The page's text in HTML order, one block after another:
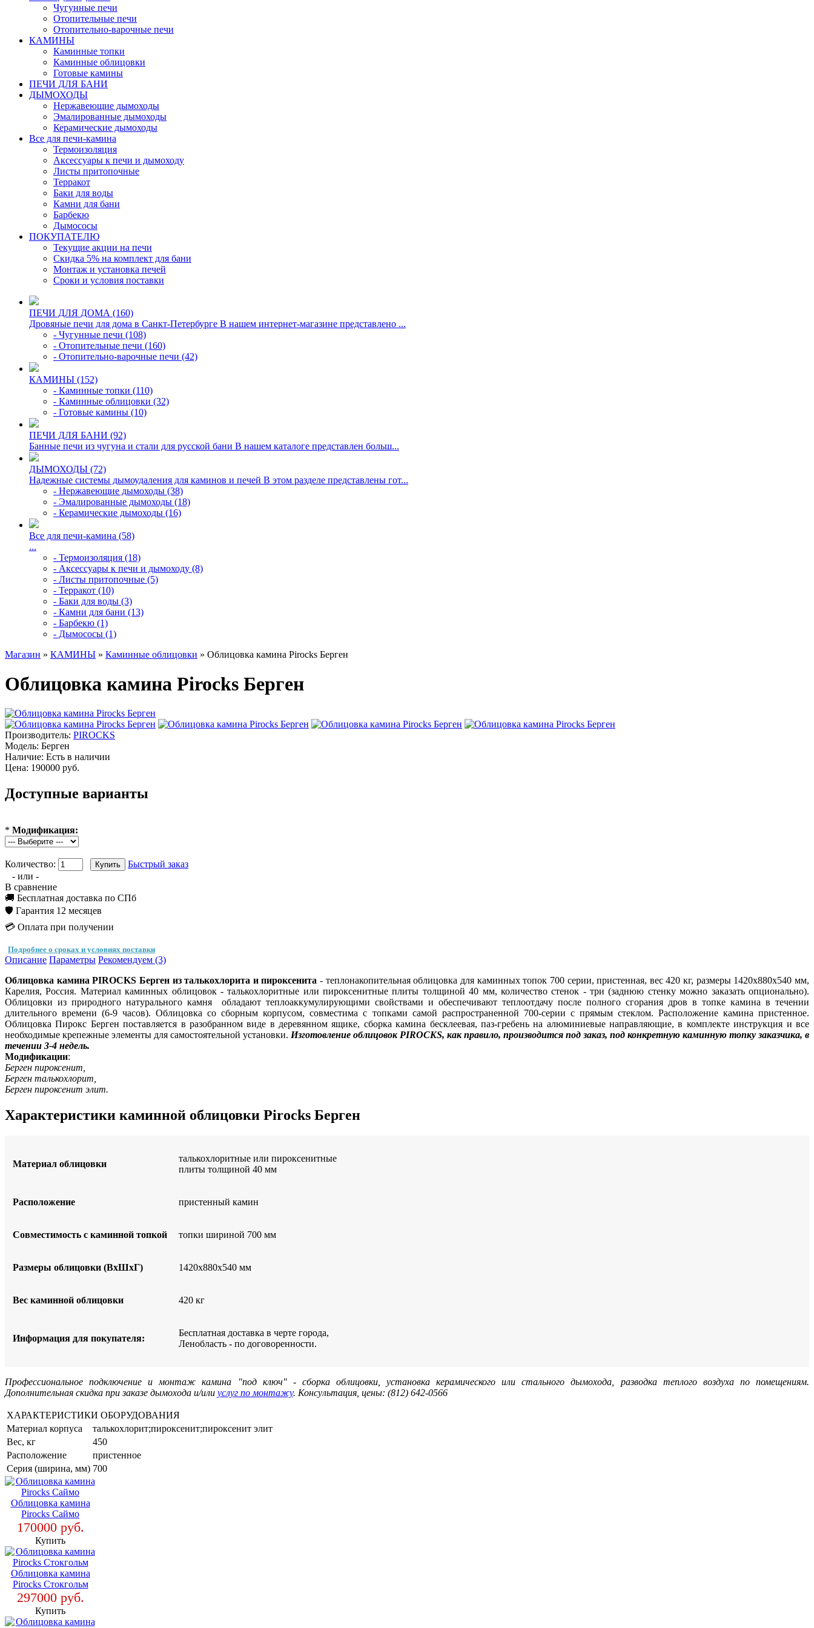
Чугунные печи
Отопительные печи
Отопительно-варочные печи
КАМИНЫ
Каминные топки
Каминные облицовки
Готовые камины
ПЕЧИ ДЛЯ БАНИ
ДЫМОХОДЫ
Нержавеющие дымоходы
Эмалированные дымоходы
Керамические дымоходы
Все для печи-камина
Термоизоляция
Аксессуары к печи и дымоходу
Листы притопочные
Терракот
Баки для воды
Камни для бани
Барбекю
Дымососы
ПОКУПАТЕЛЮ
Текущие акции на печи
Скидка 5% на комплект для бани
Монтаж и установка печей
Сроки и условия поставки
ПЕЧИ ДЛЯ ДОМА (160)
Дровяные печи для дома в Санкт-Петербурге В нашем интернет-магазине представлено ...
- Чугунные печи (108)
- Отопительные печи (160)
- Отопительно-варочные печи (42)
КАМИНЫ (152)
- Каминные топки (110)
- Каминные облицовки (32)
- Готовые камины (10)
ПЕЧИ ДЛЯ БАНИ (92)
Банные печи из чугуна и стали для русской бани В нашем каталоге представлен больш...
ДЫМОХОДЫ (72)
Надежные системы дымоудаления для каминов и печей В этом разделе представлены гот...
- Нержавеющие дымоходы (38)
- Эмалированные дымоходы (18)
- Керамические дымоходы (16)
Все для печи-камина (58)
...
- Термоизоляция (18)
- Аксессуары к печи и дымоходу (8)
- Листы притопочные (5)
- Терракот (10)
- Баки для воды (3)
- Камни для бани (13)
- Барбекю (1)
- Дымососы (1)
Магазин » КАМИНЫ » Каминные облицовки » Облицовка камина Pirocks Берген
Облицовка камина Pirocks Берген
Производитель: PIROCKS
Модель: Берген
Наличие: Есть в наличии
Цена: 190000 руб.
Доступные варианты
* Модификация:
Количество:
Быстрый заказ
- или -
В сравнение
🚚 Бесплатная доставка по СПб
🛡️ Гарантия 12 месяцев
💳 Оплата при получении
Подробнее о сроках и условиях поставки
Описание Параметры Рекомендуем (3)
Облицовка камина PIROCKS Берген из талькохлорита и пироксенита - теплонакопительная облицовка для каминных топок 700 серии, пристенная, вес 420 кг, размеры 1420x880x540 мм,
Карелия, Россия. Материал каминных облицовок - талькохлоритные или пироксенитные плиты толщиной 40 мм, количество стенок - три (заднюю стенку можно заказать опционально).
Облицовки из природного натурального камня обладают теплоаккумулирующими свойствами и обеспечивают теплоотдачу после полного сгорания дров в топке камина в течении
длительного времени (6-9 часов). Облицовка со сборным корпусом, совместима с топками самой распространенной 700-серии с прямым стеклом. Расположение камина пристенное.
Облицовка Пирокс Берген поставляется в разобранном виде в деревянном ящике, сборка камина бесклеевая, паз-гребень на алюминиевые направляющие, в комплекте инструкция и все
необходимые крепежные элементы для самостоятельной установки. Изготовление облицовок PIROCKS, как правило, производится под заказ, под конкретную каминную топку заказчика, в
течении 3-4 недель.
Модификации:
Берген пироксенит,
Берген талькохлорит,
Берген пироксенит элит.
Характеристики каминной облицовки Pirocks Берген
Материал облицовки
талькохлоритные или пироксенитные
плиты толщиной 40 мм
Расположение пристенный камин
Совместимость с каминной топкой топки шириной 700 мм
Размеры облицовки (ВxШxГ) 1420x880x540 мм
Вес каминной облицовки 420 кг
Информация для покупателя:
Бесплатная доставка в черте города,
Ленобласть - по договоренности.
Профессиональное подключение и монтаж камина "под ключ" - сборка облицовки, установка керамического или стального дымохода, разводка теплого воздуха по помещениям.
Дополнительная скидка при заказе дымохода и/или услуг по монтажу. Консультация, цены: (812) 642-0566
ХАРАКТЕРИСТИКИ ОБОРУДОВАНИЯ
Материал корпуса
талькохлорит;пироксенит;пироксенит элит
Вес, кг
450
Расположение
пристенное
Серия (ширина, мм) 700
Облицовка камина
Pirocks Саймо
170000 руб.
Купить
Облицовка камина
Pirocks Стокгольм
297000 руб.
Купить